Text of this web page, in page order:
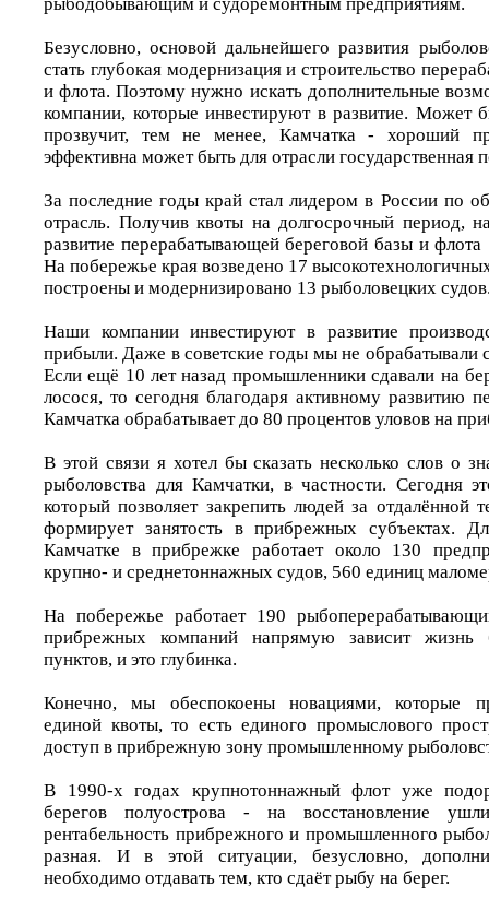
Безусловно, основой дальнейшего развития
стать глубокая модернизация и строительство
и флота. Поэтому нужно искать дополнительные
компании, которые инвестируют в развитие. Может
прозвучит, тем не менее, Камчатка - хороший
эффективна может быть для отрасли государственная
За последние годы край стал лидером в России по
отрасль. Получив квоты на долгосрочный период,
развитие перерабатывающей береговой базы и
На побережье края возведено 17
построены и модернизировано 13 рыболовецких
Наши компании инвестируют в развитие
прибыли. Даже в советские годы мы не обрабатывали
Если ещё 10 лет назад промышленники сдавали на
лосося, то сегодня благодаря активному развитию
Камчатка обрабатывает до 80 процентов уловов на
В этой связи я хотел бы сказать несколько слов о
рыболовства для Камчатки, в частности. Сегодня
который позволяет закрепить людей за отдалённой
формирует занятость в прибрежных субъектах.
Камчатке в прибрежке работает около 130
крупно- и среднетоннажных судов, 560 единиц
На побережье работает 190
прибрежных компаний напрямую зависит жизнь
пунктов, и это глубинка.
Конечно, мы обеспокоены новациями, которые
единой квоты, то есть единого промыслового
доступ в прибрежную зону промышленному
В 1990-х годах крупнотоннажный флот уже
берегов полуострова - на восстановление
рентабельность прибрежного и промышленного
разная. И в этой ситуации, безусловно,
необходимо отдавать тем, кто сдаёт рыбу на берег.